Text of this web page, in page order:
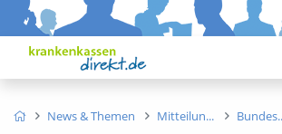
News & Themen Mitteilun Bundes